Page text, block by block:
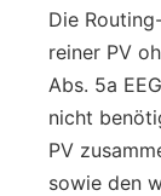
Die
reiner PV
Abs. 5a
nicht
PV
sowie den